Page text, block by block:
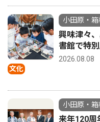
文化
小田原・
興味津々
書館で特
2026.08.08
小田原・
来年120